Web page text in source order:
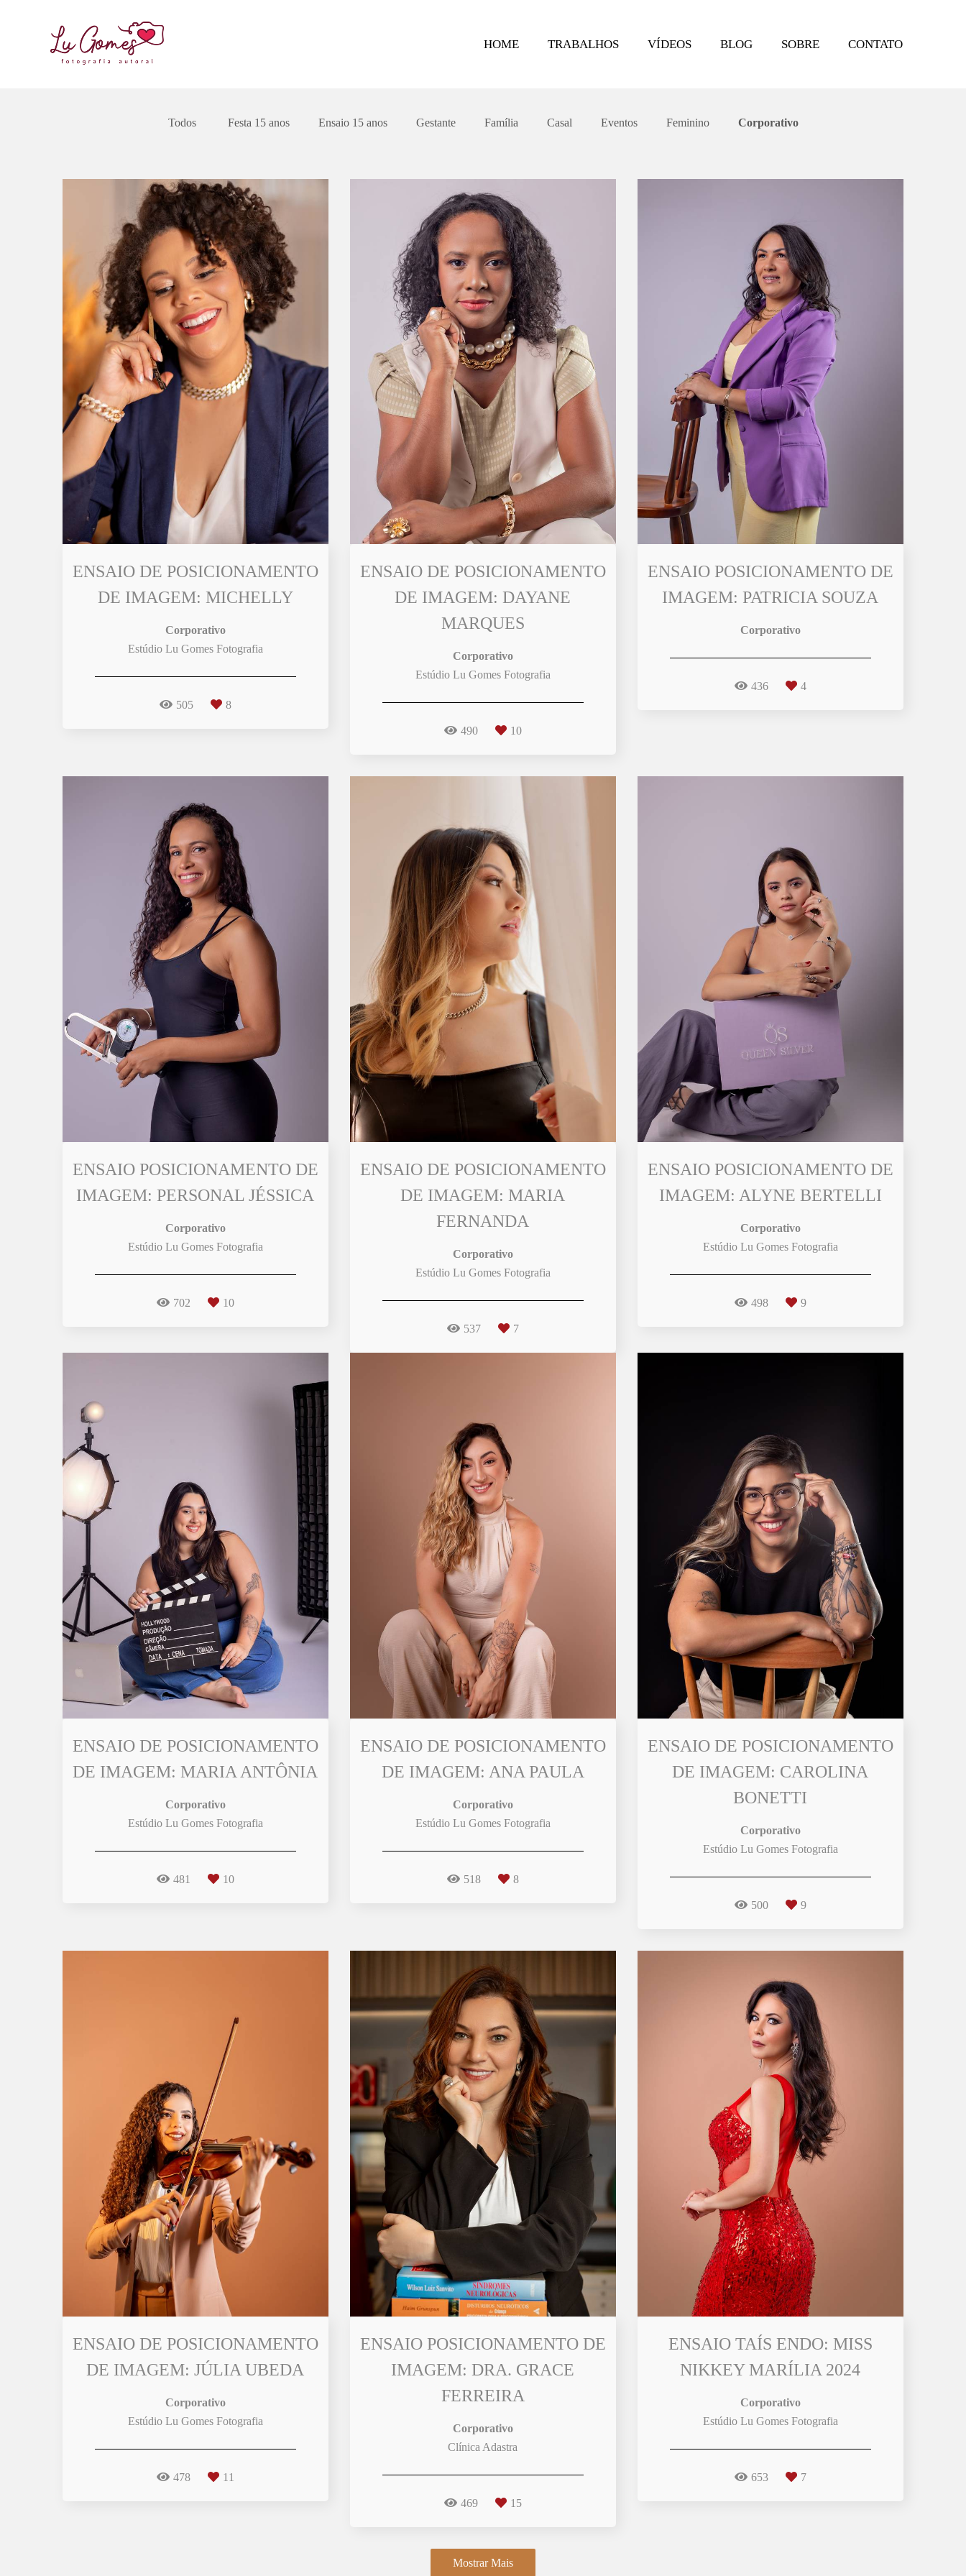
HOME TRABALHOS VÍDEOS BLOG SOBRE CONTATO
Todos Festa 15 anos Ensaio 15 anos Gestante Família Casal Eventos Feminino Corporativo
ENSAIO DE POSICIONAMENTO
DE IMAGEM: MICHELLY
Corporativo
Estúdio Lu Gomes Fotografia
505 8
ENSAIO DE POSICIONAMENTO
DE IMAGEM: DAYANE
MARQUES
Corporativo
Estúdio Lu Gomes Fotografia
490 10
ENSAIO POSICIONAMENTO DE
IMAGEM: PATRICIA SOUZA
Corporativo
436 4
ENSAIO POSICIONAMENTO DE
IMAGEM: PERSONAL JÉSSICA
Corporativo
Estúdio Lu Gomes Fotografia
702 10
ENSAIO DE POSICIONAMENTO
DE IMAGEM: MARIA
FERNANDA
Corporativo
Estúdio Lu Gomes Fotografia
537 7
ENSAIO POSICIONAMENTO DE
IMAGEM: ALYNE BERTELLI
Corporativo
Estúdio Lu Gomes Fotografia
498 9
ENSAIO DE POSICIONAMENTO
DE IMAGEM: MARIA ANTÔNIA
Corporativo
Estúdio Lu Gomes Fotografia
481 10
ENSAIO DE POSICIONAMENTO
DE IMAGEM: ANA PAULA
Corporativo
Estúdio Lu Gomes Fotografia
518 8
ENSAIO DE POSICIONAMENTO
DE IMAGEM: CAROLINA
BONETTI
Corporativo
Estúdio Lu Gomes Fotografia
500 9
ENSAIO DE POSICIONAMENTO
DE IMAGEM: JÚLIA UBEDA
Corporativo
Estúdio Lu Gomes Fotografia
478 11
ENSAIO POSICIONAMENTO DE
IMAGEM: DRA. GRACE
FERREIRA
Corporativo
Clínica Adastra
469 15
ENSAIO TAÍS ENDO: MISS
NIKKEY MARÍLIA 2024
Corporativo
Estúdio Lu Gomes Fotografia
653 7
Mostrar Mais